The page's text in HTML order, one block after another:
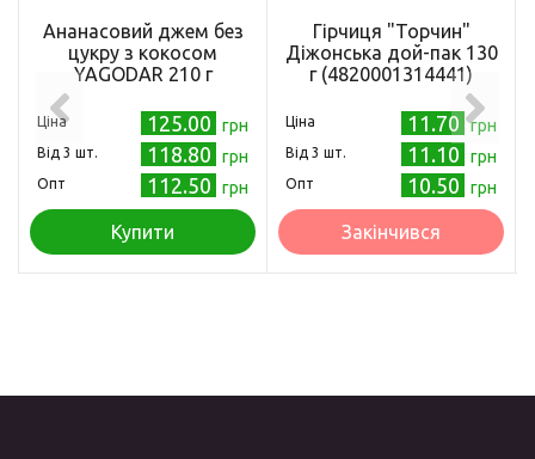
Ананасовий джем без
цукру з кокосом
YAGODAR 210 г
Ціна 125.00 грн
Від 3 шт. 118.80 грн
Опт 112.50 грн
Купити
Гірчиця "Торчин"
Діжонська дой-пак 130
г (4820001314441)
Ціна 11.70 грн
Від 3 шт. 11.10 грн
Опт 10.50 грн
Закінчився